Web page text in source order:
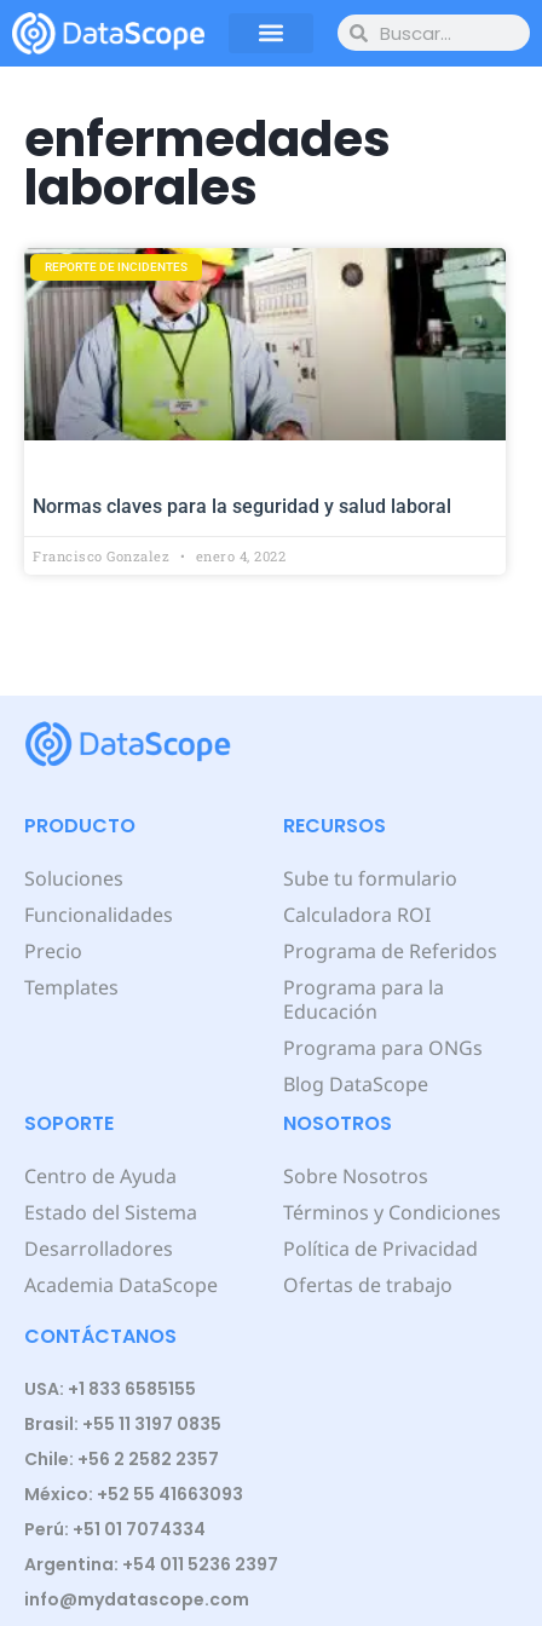
enfermedades
laborales
REPORTE DE INCIDENTES
Normas claves para la seguridad y salud laboral
Francisco Gonzalez enero 4, 2022
PRODUCTO
Soluciones
Funcionalidades
Precio
Templates
RECURSOS
Sube tu formulario
Calculadora ROI
Programa de Referidos
Programa para la
Educación
Programa para ONGs
Blog DataScope
SOPORTE
Centro de Ayuda
Estado del Sistema
Desarrolladores
Academia DataScope
NOSOTROS
Sobre Nosotros
Términos y Condiciones
Política de Privacidad
Ofertas de trabajo
CONTÁCTANOS
USA: +1 833 6585155
Brasil: +55 11 3197 0835
Chile: +56 2 2582 2357
México: +52 55 41663093
Perú: +51 01 7074334
Argentina: +54 011 5236 2397
info@mydatascope.com